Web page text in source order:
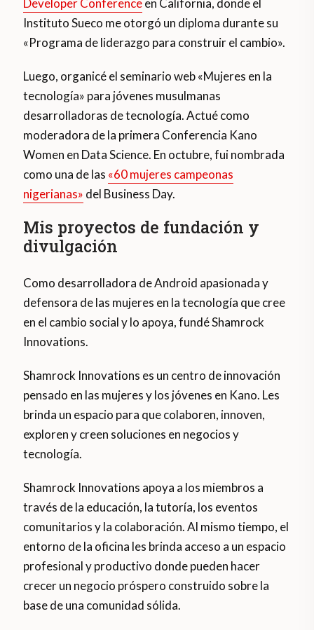
Developer Conferenceen California, donde el
Instituto Sueco me otorgó un diploma durante su
«Programa de liderazgo para construir el cambio».
Luego, organicé el seminario web «Mujeres en la
tecnología» para jóvenes musulmanas
desarrolladoras de tecnología. Actué como
moderadora de la primera Conferencia Kano
Women en Data Science. En octubre, fui nombrada
como una de las «60 mujeres campeonas
nigerianas» del Business Day.
Mis proyectos de fundación y
divulgación
Como desarrolladora de Android apasionada y
defensora de las mujeres en la tecnología que cree
en el cambio social y lo apoya, fundé Shamrock
Innovations.
Shamrock Innovations es un centro de innovación
pensado en las mujeres y los jóvenes en Kano. Les
brinda un espacio para que colaboren, innoven,
exploren y creen soluciones en negocios y
tecnología.
Shamrock Innovations apoya a los miembros a
través de la educación, la tutoría, los eventos
comunitarios y la colaboración. Al mismo tiempo, el
entorno de la oficina les brinda acceso a un espacio
profesional y productivo donde pueden hacer
crecer un negocio próspero construido sobre la
base de una comunidad sólida.